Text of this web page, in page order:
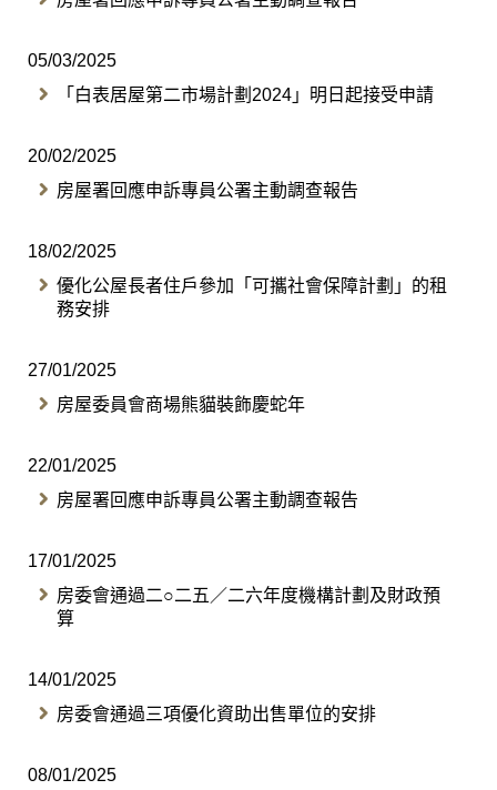
05/03/2025
「白表居屋第二市場計劃2024」明日起接受申請
20/02/2025
房屋署回應申訴專員公署主動調查報告
18/02/2025
優化公屋長者住戶參加「可攜社會保障計劃」的租
務安排
27/01/2025
房屋委員會商場熊貓裝飾慶蛇年
22/01/2025
房屋署回應申訴專員公署主動調查報告
17/01/2025
房委會通過二○二五／二六年度機構計劃及財政預
算
14/01/2025
房委會通過三項優化資助出售單位的安排
08/01/2025